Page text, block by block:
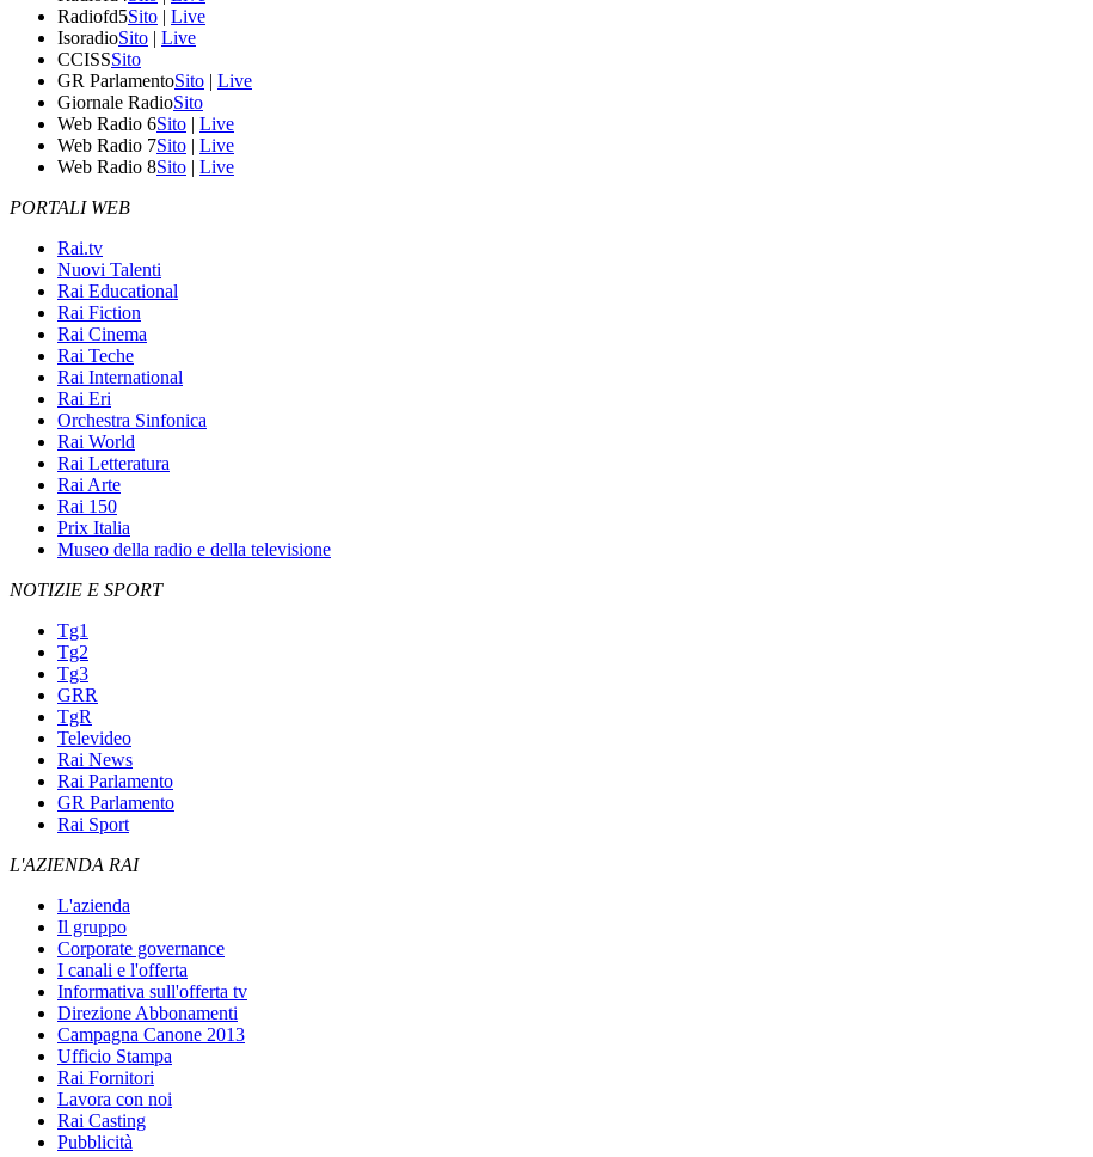
Radiofd5Sito | Live
IsoradioSito | Live
CCISSSito
GR ParlamentoSito | Live
Giornale RadioSito
Web Radio 6Sito | Live
Web Radio 7Sito | Live
Web Radio 8Sito | Live
PORTALI WEB
Rai.tv
Nuovi Talenti
Rai Educational
Rai Fiction
Rai Cinema
Rai Teche
Rai International
Rai Eri
Orchestra Sinfonica
Rai World
Rai Letteratura
Rai Arte
Rai 150
Prix Italia
Museo della radio e della televisione
NOTIZIE E SPORT
Tg1
Tg2
Tg3
GRR
TgR
Televideo
Rai News
Rai Parlamento
GR Parlamento
Rai Sport
L'AZIENDA RAI
L'azienda
Il gruppo
Corporate governance
I canali e l'offerta
Informativa sull'offerta tv
Direzione Abbonamenti
Campagna Canone 2013
Ufficio Stampa
Rai Fornitori
Lavora con noi
Rai Casting
Pubblicità